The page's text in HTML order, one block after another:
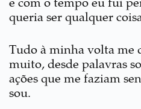
e com o tempo eu fui
queria ser qualquer
Tudo à minha volta me
muito, desde palavras
ações que me faziam
sou.